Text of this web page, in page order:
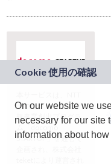
ドコモグループの新
規事業創出プログラ
ム「docomo
STARTUP」を通じて
On our website we
necessary for our site
information about